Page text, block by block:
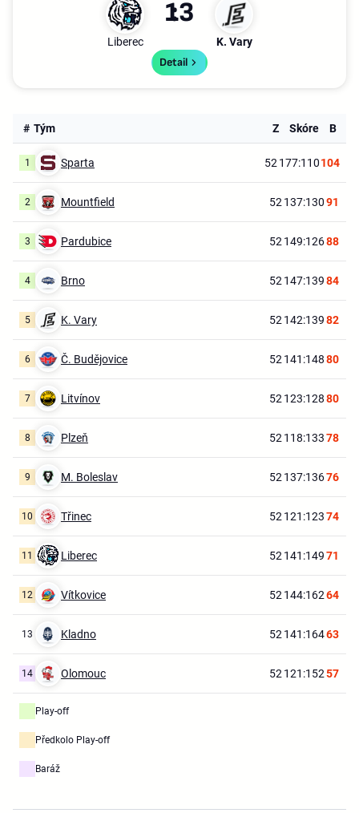
Liberec
1
K. Vary
3
Detail
# Tým Z Skóre B
1 Sparta 52 177:110104
2 Mountfield 52 137:13091
3 Pardubice 52 149:12688
4 Brno 52 147:13984
5 K. Vary 52 142:13982
6 Č. Budějovice 52 141:14880
7 Litvínov 52 123:12880
8 Plzeň 52 118:13378
9 M. Boleslav 52 137:13676
10 Třinec 52 121:12374
11 Liberec 52 141:14971
12 Vítkovice 52 144:16264
13 Kladno 52 141:16463
14 Olomouc 52 121:15257
Play-off
Předkolo Play-off
Baráž